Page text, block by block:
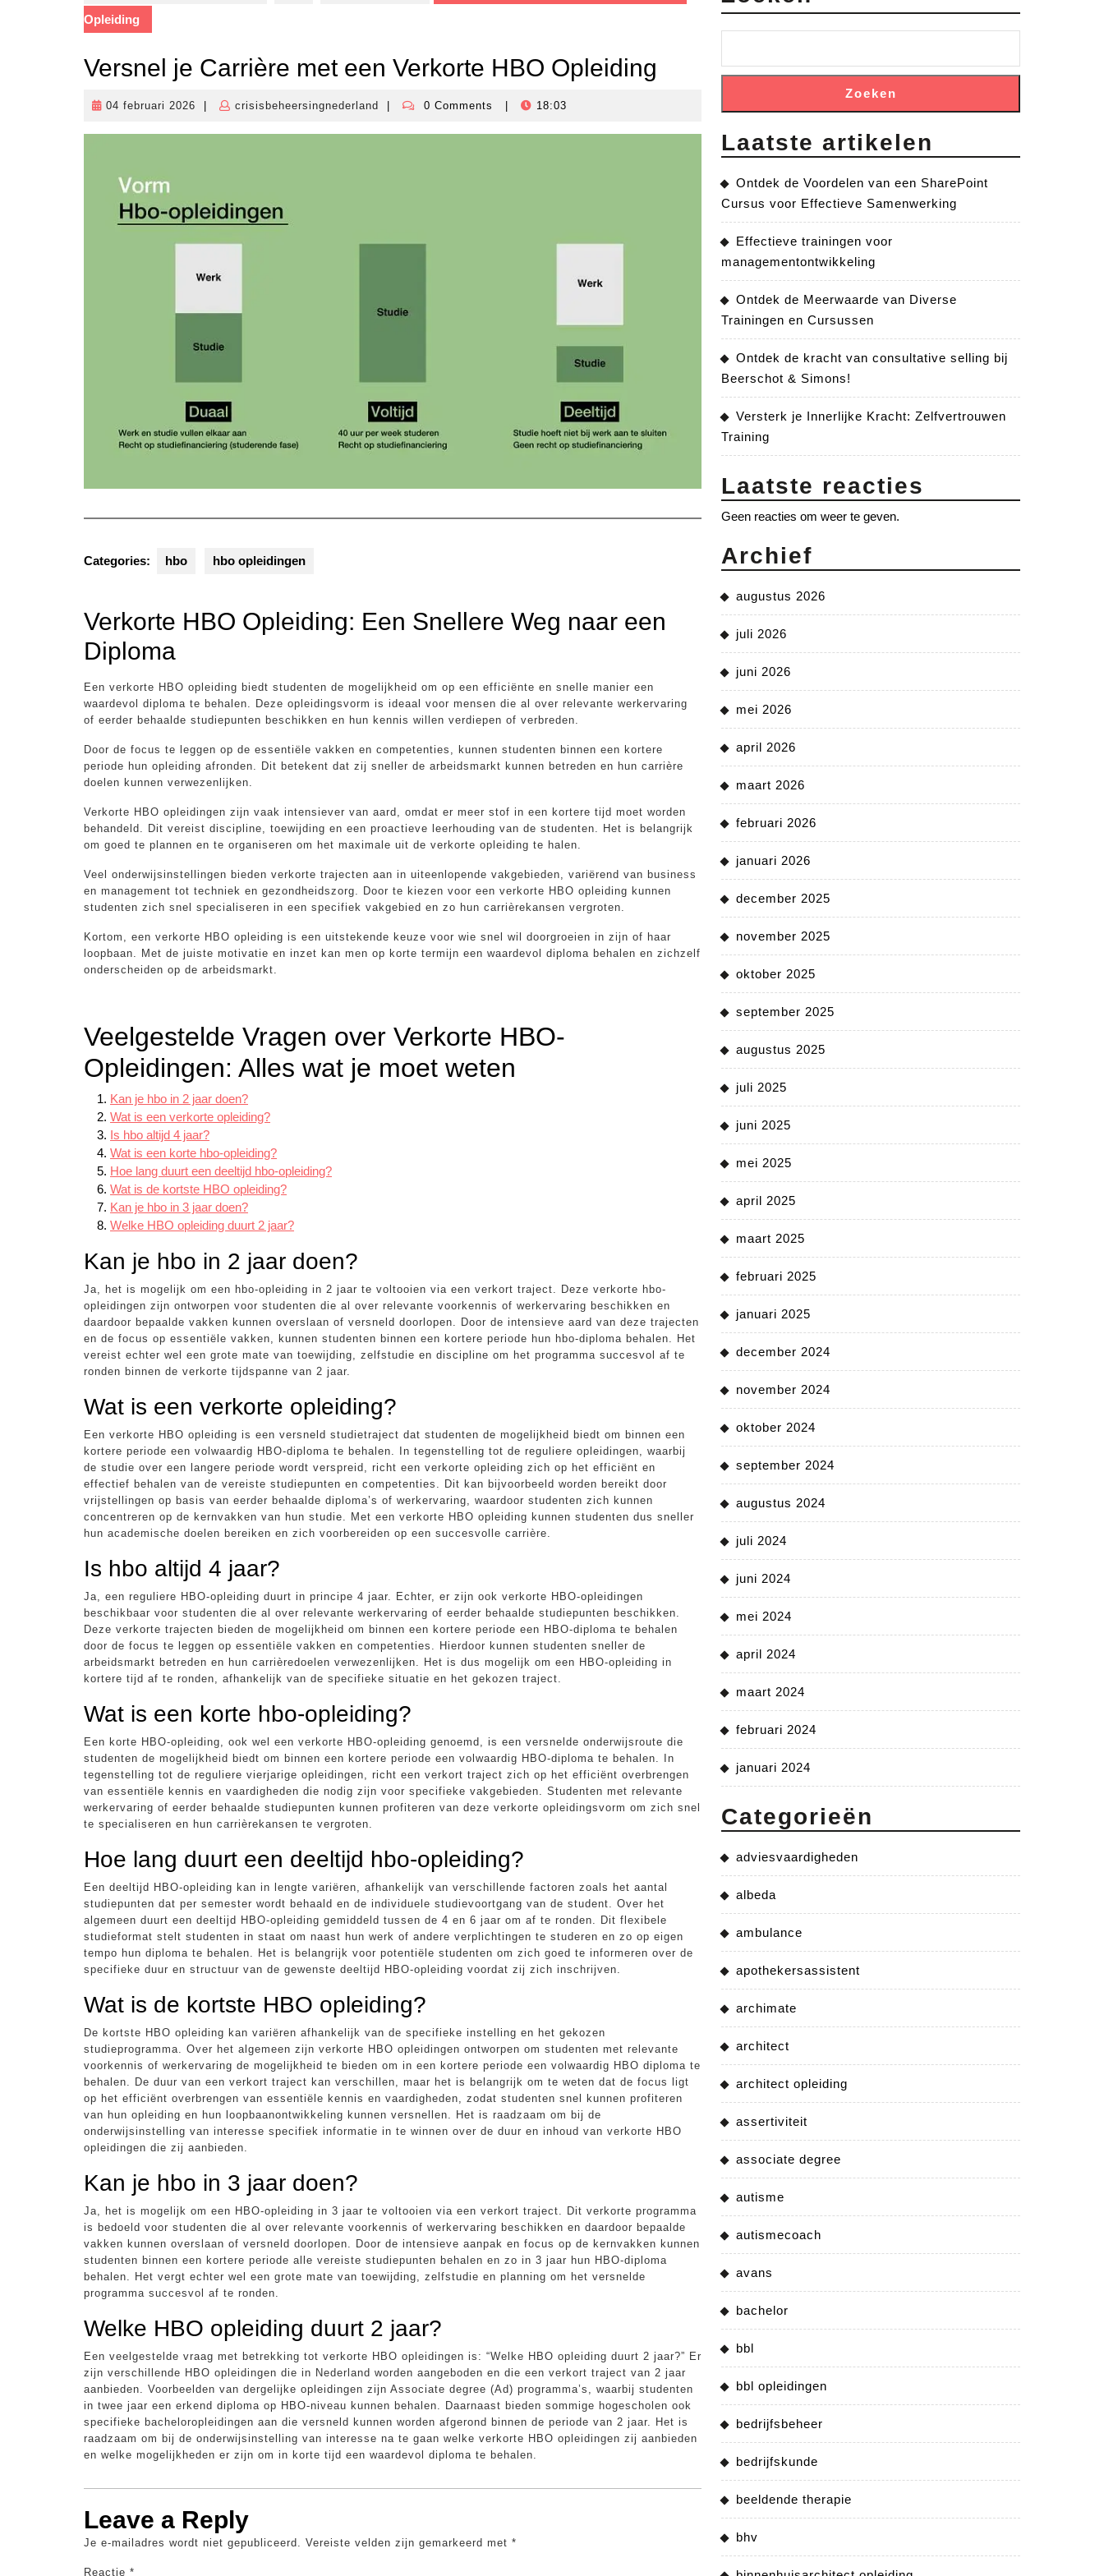
Opleiding
Versnel je Carrière met een Verkorte HBO Opleiding
04 februari 2026
04
crisisbeheersingnederland
crisisbeheersingnederland
0 Comments 18:03
Categories: hbo hbo opleidingen
Verkorte HBO Opleiding: Een Snellere Weg naar een
Diploma
Een verkorte HBO opleiding biedt studenten de mogelijkheid om op een efficiënte en snelle manier een
waardevol diploma te behalen. Deze opleidingsvorm is ideaal voor mensen die al over relevante werkervaring
of eerder behaalde studiepunten beschikken en hun kennis willen verdiepen of verbreden.
Door de focus te leggen op de essentiële vakken en competenties, kunnen studenten binnen een kortere
periode hun opleiding afronden. Dit betekent dat zij sneller de arbeidsmarkt kunnen betreden en hun carrière
doelen kunnen verwezenlijken.
Verkorte HBO opleidingen zijn vaak intensiever van aard, omdat er meer stof in een kortere tijd moet worden
behandeld. Dit vereist discipline, toewijding en een proactieve leerhouding van de studenten. Het is belangrijk
om goed te plannen en te organiseren om het maximale uit de verkorte opleiding te halen.
Veel onderwijsinstellingen bieden verkorte trajecten aan in uiteenlopende vakgebieden, variërend van business
en management tot techniek en gezondheidszorg. Door te kiezen voor een verkorte HBO opleiding kunnen
studenten zich snel specialiseren in een specifiek vakgebied en zo hun carrièrekansen vergroten.
Kortom, een verkorte HBO opleiding is een uitstekende keuze voor wie snel wil doorgroeien in zijn of haar
loopbaan. Met de juiste motivatie en inzet kan men op korte termijn een waardevol diploma behalen en zichzelf
onderscheiden op de arbeidsmarkt.
Veelgestelde Vragen over Verkorte HBO-
Opleidingen: Alles wat je moet weten
Kan je hbo in 2 jaar doen?
Wat is een verkorte opleiding?
Is hbo altijd 4 jaar?
Wat is een korte hbo-opleiding?
Hoe lang duurt een deeltijd hbo-opleiding?
Wat is de kortste HBO opleiding?
Kan je hbo in 3 jaar doen?
Welke HBO opleiding duurt 2 jaar?
Kan je hbo in 2 jaar doen?
Ja, het is mogelijk om een hbo-opleiding in 2 jaar te voltooien via een verkort traject. Deze verkorte hbo-
opleidingen zijn ontworpen voor studenten die al over relevante voorkennis of werkervaring beschikken en
daardoor bepaalde vakken kunnen overslaan of versneld doorlopen. Door de intensieve aard van deze trajecten
en de focus op essentiële vakken, kunnen studenten binnen een kortere periode hun hbo-diploma behalen. Het
vereist echter wel een grote mate van toewijding, zelfstudie en discipline om het programma succesvol af te
ronden binnen de verkorte tijdspanne van 2 jaar.
Wat is een verkorte opleiding?
Een verkorte HBO opleiding is een versneld studietraject dat studenten de mogelijkheid biedt om binnen een
kortere periode een volwaardig HBO-diploma te behalen. In tegenstelling tot de reguliere opleidingen, waarbij
de studie over een langere periode wordt verspreid, richt een verkorte opleiding zich op het efficiënt en
effectief behalen van de vereiste studiepunten en competenties. Dit kan bijvoorbeeld worden bereikt door
vrijstellingen op basis van eerder behaalde diploma’s of werkervaring, waardoor studenten zich kunnen
concentreren op de kernvakken van hun studie. Met een verkorte HBO opleiding kunnen studenten dus sneller
hun academische doelen bereiken en zich voorbereiden op een succesvolle carrière.
Is hbo altijd 4 jaar?
Ja, een reguliere HBO-opleiding duurt in principe 4 jaar. Echter, er zijn ook verkorte HBO-opleidingen
beschikbaar voor studenten die al over relevante werkervaring of eerder behaalde studiepunten beschikken.
Deze verkorte trajecten bieden de mogelijkheid om binnen een kortere periode een HBO-diploma te behalen
door de focus te leggen op essentiële vakken en competenties. Hierdoor kunnen studenten sneller de
arbeidsmarkt betreden en hun carrièredoelen verwezenlijken. Het is dus mogelijk om een HBO-opleiding in
kortere tijd af te ronden, afhankelijk van de specifieke situatie en het gekozen traject.
Wat is een korte hbo-opleiding?
Een korte HBO-opleiding, ook wel een verkorte HBO-opleiding genoemd, is een versnelde onderwijsroute die
studenten de mogelijkheid biedt om binnen een kortere periode een volwaardig HBO-diploma te behalen. In
tegenstelling tot de reguliere vierjarige opleidingen, richt een verkort traject zich op het efficiënt overbrengen
van essentiële kennis en vaardigheden die nodig zijn voor specifieke vakgebieden. Studenten met relevante
werkervaring of eerder behaalde studiepunten kunnen profiteren van deze verkorte opleidingsvorm om zich snel
te specialiseren en hun carrièrekansen te vergroten.
Hoe lang duurt een deeltijd hbo-opleiding?
Een deeltijd HBO-opleiding kan in lengte variëren, afhankelijk van verschillende factoren zoals het aantal
studiepunten dat per semester wordt behaald en de individuele studievoortgang van de student. Over het
algemeen duurt een deeltijd HBO-opleiding gemiddeld tussen de 4 en 6 jaar om af te ronden. Dit flexibele
studieformat stelt studenten in staat om naast hun werk of andere verplichtingen te studeren en zo op eigen
tempo hun diploma te behalen. Het is belangrijk voor potentiële studenten om zich goed te informeren over de
specifieke duur en structuur van de gewenste deeltijd HBO-opleiding voordat zij zich inschrijven.
Wat is de kortste HBO opleiding?
De kortste HBO opleiding kan variëren afhankelijk van de specifieke instelling en het gekozen
studieprogramma. Over het algemeen zijn verkorte HBO opleidingen ontworpen om studenten met relevante
voorkennis of werkervaring de mogelijkheid te bieden om in een kortere periode een volwaardig HBO diploma te
behalen. De duur van een verkort traject kan verschillen, maar het is belangrijk om te weten dat de focus ligt
op het efficiënt overbrengen van essentiële kennis en vaardigheden, zodat studenten snel kunnen profiteren
van hun opleiding en hun loopbaanontwikkeling kunnen versnellen. Het is raadzaam om bij de
onderwijsinstelling van interesse specifiek informatie in te winnen over de duur en inhoud van verkorte HBO
opleidingen die zij aanbieden.
Kan je hbo in 3 jaar doen?
Ja, het is mogelijk om een HBO-opleiding in 3 jaar te voltooien via een verkort traject. Dit verkorte programma
is bedoeld voor studenten die al over relevante voorkennis of werkervaring beschikken en daardoor bepaalde
vakken kunnen overslaan of versneld doorlopen. Door de intensieve aanpak en focus op de kernvakken kunnen
studenten binnen een kortere periode alle vereiste studiepunten behalen en zo in 3 jaar hun HBO-diploma
behalen. Het vergt echter wel een grote mate van toewijding, zelfstudie en planning om het versnelde
programma succesvol af te ronden.
Welke HBO opleiding duurt 2 jaar?
Een veelgestelde vraag met betrekking tot verkorte HBO opleidingen is: “Welke HBO opleiding duurt 2 jaar?” Er
zijn verschillende HBO opleidingen die in Nederland worden aangeboden en die een verkort traject van 2 jaar
aanbieden. Voorbeelden van dergelijke opleidingen zijn Associate degree (Ad) programma’s, waarbij studenten
in twee jaar een erkend diploma op HBO-niveau kunnen behalen. Daarnaast bieden sommige hogescholen ook
specifieke bacheloropleidingen aan die versneld kunnen worden afgerond binnen de periode van 2 jaar. Het is
raadzaam om bij de onderwijsinstelling van interesse na te gaan welke verkorte HBO opleidingen zij aanbieden
en welke mogelijkheden er zijn om in korte tijd een waardevol diploma te behalen.
Leave a Reply
Je e-mailadres wordt niet gepubliceerd. Vereiste velden zijn gemarkeerd met *
Reactie *
Zoeken
Laatste artikelen
Ontdek de Voordelen van een SharePoint
Cursus voor Effectieve Samenwerking
Effectieve trainingen voor
managementontwikkeling
Ontdek de Meerwaarde van Diverse
Trainingen en Cursussen
Ontdek de kracht van consultative selling bij
Beerschot & Simons!
Versterk je Innerlijke Kracht: Zelfvertrouwen
Training
Laatste reacties
Geen reacties om weer te geven.
Archief
augustus 2026
juli 2026
juni 2026
mei 2026
april 2026
maart 2026
februari 2026
januari 2026
december 2025
november 2025
oktober 2025
september 2025
augustus 2025
juli 2025
juni 2025
mei 2025
april 2025
maart 2025
februari 2025
januari 2025
december 2024
november 2024
oktober 2024
september 2024
augustus 2024
juli 2024
juni 2024
mei 2024
april 2024
maart 2024
februari 2024
januari 2024
Categorieën
adviesvaardigheden
albeda
ambulance
apothekersassistent
archimate
architect
architect opleiding
assertiviteit
associate degree
autisme
autismecoach
avans
bachelor
bbl
bbl opleidingen
bedrijfsbeheer
bedrijfskunde
beeldende therapie
bhv